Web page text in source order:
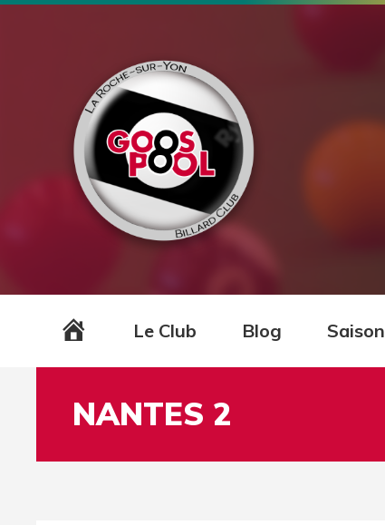
AccueilLe Club Blog Saison
NANTES 2